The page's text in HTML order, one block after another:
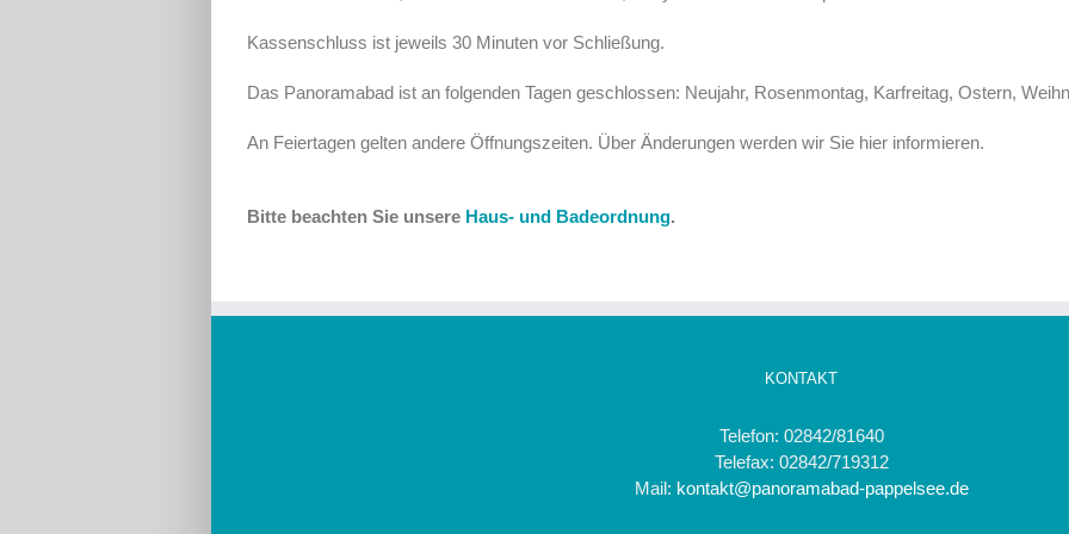
Kassenschluss ist jeweils 30 Minuten vor Schließung.
Das Panoramabad ist an folgenden Tagen geschlossen: Neujahr, Rosenmontag, Karfreitag, Ostern,
An Feiertagen gelten andere Öffnungszeiten. Über Änderungen werden wir Sie hier informieren.
Bitte beachten Sie unsere Haus- und Badeordnung.
KONTAKT
Telefon: 02842/81640
Telefax: 02842/719312
Mail: kontakt@panoramabad-pappelsee.de